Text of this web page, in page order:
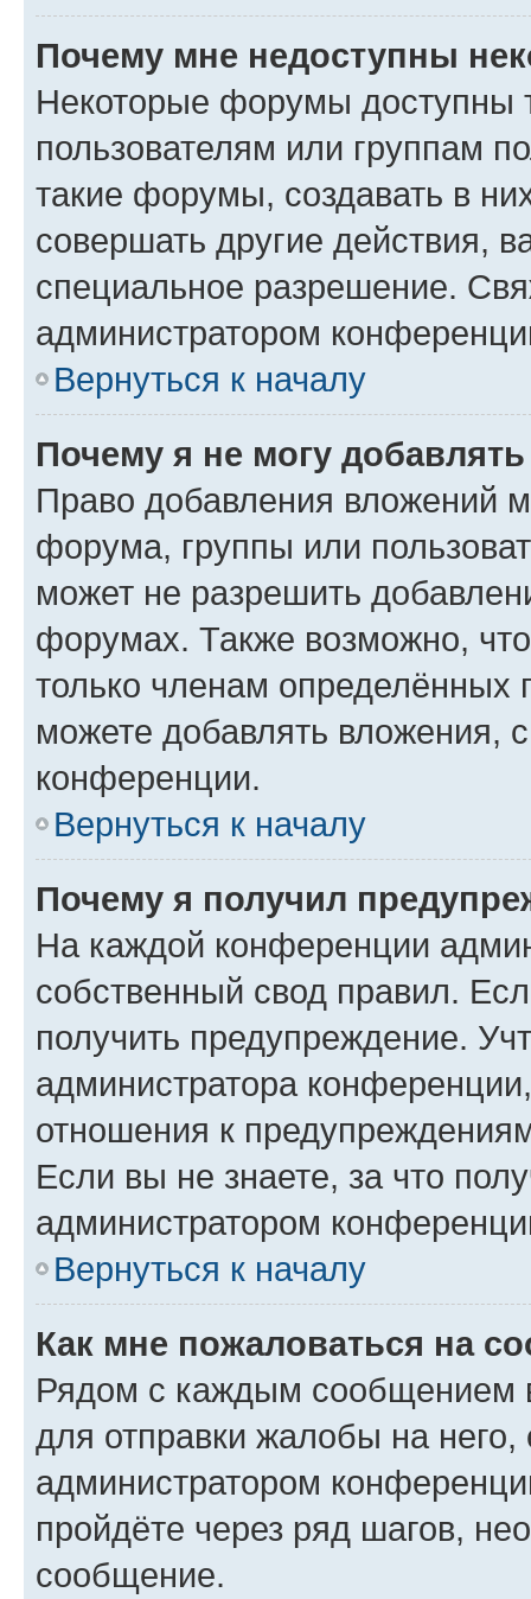
Почему мне недоступны
Некоторые форумы доступны
пользователям или группам
такие форумы, создавать в
совершать другие действия,
специальное разрешение.
администратором
Вернуться к началу
Почему я не могу
Право добавления вложений
форума, группы или
может не разрешить
форумах. Также возможно,
только членам определённых
можете добавлять вложения,
конференции.
Вернуться к началу
Почему я получил
На каждой конференции
собственный свод правил.
получить предупреждение.
администратора
отношения к
Если вы не знаете, за что
администратором
Вернуться к началу
Как мне пожаловаться на
Рядом с каждым сообщением
для отправки жалобы на
администратором
пройдёте через ряд шагов,
сообщение.